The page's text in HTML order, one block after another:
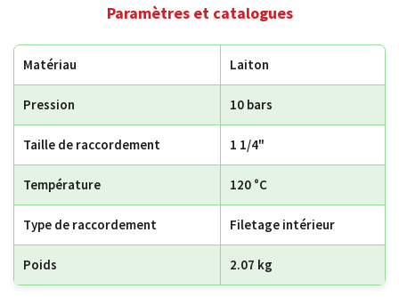
Paramètres et catalogues
Matériau Laiton
Pression 10 bars
Taille de raccordement 1 1/4"
Température 120 °C
Type de raccordement Filetage intérieur
Poids 2.07 kg